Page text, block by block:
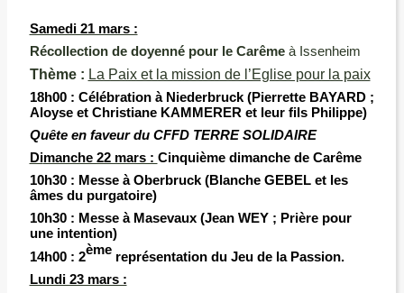
Samedi 21 mars :
Récollection de doyenné pour le Carême à Issenheim
Thème : La Paix et la mission de l’Eglise pour la paix
18h00 : Célébration à Niederbruck (Pierrette BAYARD ;
Aloyse et Christiane KAMMERER et leur fils Philippe)
Quête en faveur du CFFD TERRE SOLIDAIRE
Dimanche 22 mars : Cinquième dimanche de Carême
10h30 : Messe à Oberbruck (Blanche GEBEL et les
âmes du purgatoire)
10h30 : Messe à Masevaux (Jean WEY ; Prière pour
une intention)
14h00 : 2èmereprésentation du Jeu de la Passion.
Lundi 23 mars :